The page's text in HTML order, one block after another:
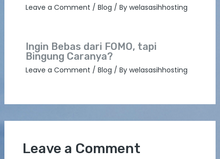
Leave a Comment / Blog / By welasasihhosting
Ingin Bebas dari FOMO, tapi
Bingung Caranya?
Leave a Comment / Blog / By welasasihhosting
Leave a Comment